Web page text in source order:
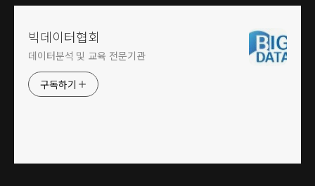
빅데이터협회
데이터분석 및 교육 전문기관
구독하기